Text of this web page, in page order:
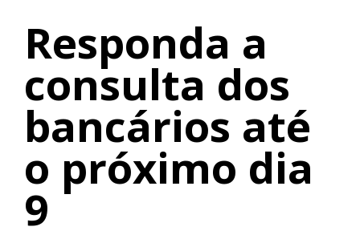
Responda a
consulta dos
bancários até
o próximo dia
9